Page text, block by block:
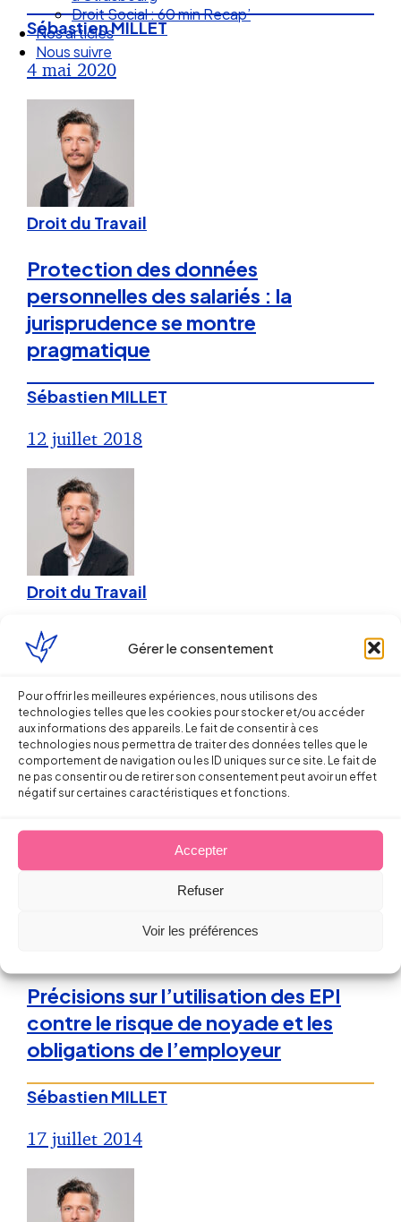
Gérer le consentement
Pour offrir les meilleures expériences, nous utilisons des
technologies telles que les cookies pour stocker et/ou accéder
aux informations des appareils. Le fait de consentir à ces
technologies nous permettra de traiter des données telles que le
comportement de navigation ou les ID uniques sur ce site. Le fait de
ne pas consentir ou de retirer son consentement peut avoir un effet
négatif sur certaines caractéristiques et fonctions.
Accepter
Refuser
Voir les préférences
Nos articles
Nous suivre
Sébastien MILLET
4 mai 2020
Droit du Travail
Protection des données
personnelles des salariés : la
jurisprudence se montre
pragmatique
Sébastien MILLET
12 juillet 2018
Droit du Travail
Le délai préfix de consultation du CE
/ CSE : sécurité ou insécurité ?
5 février 2018
Droit du Travail
consultation du CE !
Précisions sur l’utilisation des EPI
contre le risque de noyade et les
obligations de l’employeur
Sébastien MILLET
17 juillet 2014